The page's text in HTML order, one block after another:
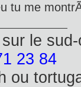
tu me
sur le
23 84
ou